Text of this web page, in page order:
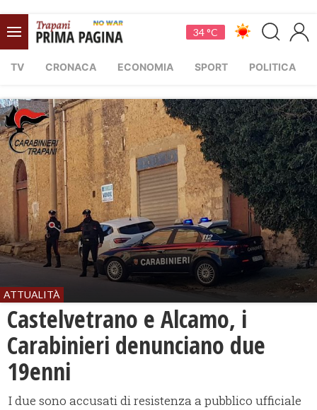
34 °C
TV CRONACA ECONOMIA SPORT POLITICA
ATTUALITÀ
Castelvetrano e Alcamo, i
Carabinieri denunciano due
19enni
I due sono accusati di resistenza a pubblico ufficiale